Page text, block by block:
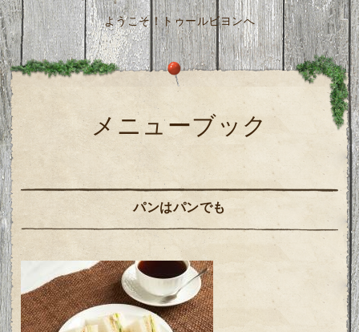
ようこそ！トゥールビヨンへ
メニューブック
パンはパンでも